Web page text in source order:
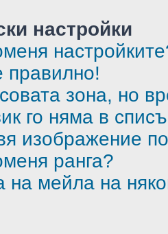
настройки
правилно!
зона, но
го няма в
изображение
ранга?
на мейла на